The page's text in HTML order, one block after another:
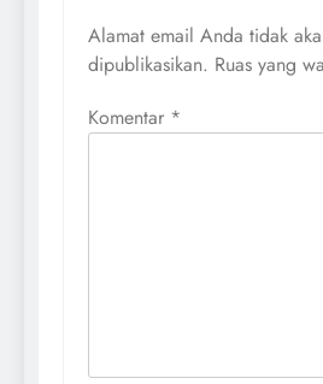
Alamat email Anda tidak
dipublikasikan. Ruas yang
Komentar *